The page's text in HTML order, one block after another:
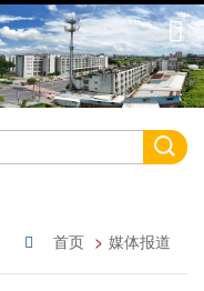
首页 媒体报道